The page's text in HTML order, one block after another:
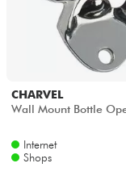
Studio
Kopfhörer
CHARVEL
Wall Mount Bottle
Internet
Shops